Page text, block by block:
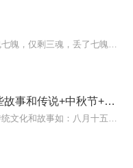
中国传统节日里的那些故事和传说+中秋节+元旦春节等